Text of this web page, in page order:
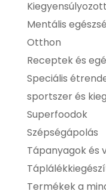
Mentális
Otthon
Receptek és
Speciális
sportszer és
Superfoodok
Szépségápolás
Tápanyagok és
Termékek a